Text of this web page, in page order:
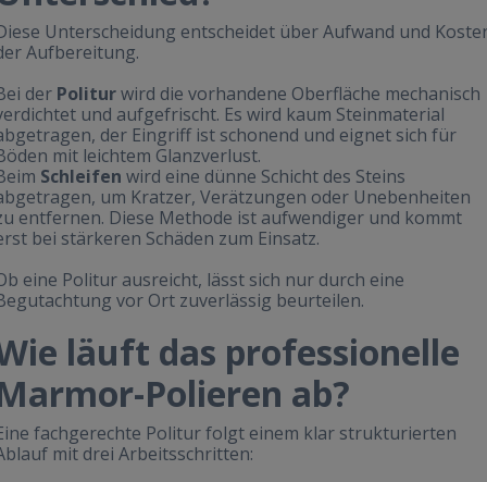
Unterscheidung entscheidet über Aufwand und
Aufbereitung.
der Politurwird die vorhandene Oberfläche mechanisch
und aufgefrischt. Es wird kaum Steinmaterial
der Eingriff ist schonend und eignet sich für
mit leichtem Glanzverlust.
Schleifen wird eine dünne Schicht des Steins
um Kratzer, Verätzungen oder Unebenheiten
entfernen. Diese Methode ist aufwendiger und kommt
bei stärkeren Schäden zum Einsatz.
eine Politur ausreicht, lässt sich nur durch eine
vor Ort zuverlässig beurteilen.
läuft das professionelle
Polieren ab?
fachgerechte Politur folgt einem klar strukturierten
mit drei Arbeitsschritten: